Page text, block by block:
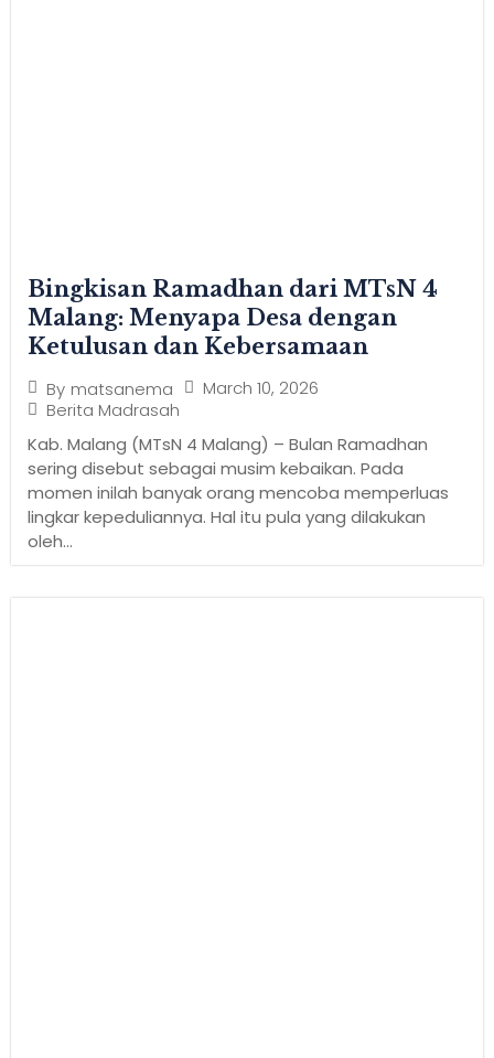
Bingkisan Ramadhan dari MTsN 4
Malang: Menyapa Desa dengan
Ketulusan dan Kebersamaan
By matsanema
March 10, 2026
Berita Madrasah
Kab. Malang (MTsN 4 Malang) – Bulan Ramadhan
sering disebut sebagai musim kebaikan. Pada
momen inilah banyak orang mencoba memperluas
lingkar kepeduliannya. Hal itu pula yang dilakukan
oleh...